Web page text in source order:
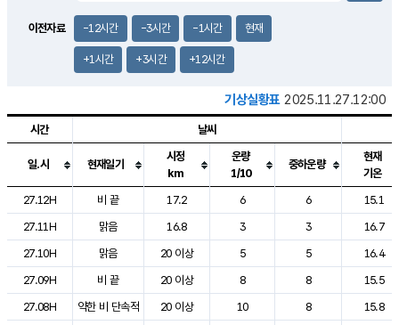
이전자료 -12시간 -3시간 -1시간 현재
+1시간 +3시간 +12시간
기상실황표 2025.11.27.12:00
도시별 기상실황표로 지점, 날씨, 기온, 강수, 바람, 기압등을 안내한 표입
시간 날씨
일.시 현재일기
시정
km
운량
1/10
중하운량
현재
기온
27.12H
비 끝 17.2 6 6
15.1
27.11H
맑음 16.8 3 3
16.7
27.10H
맑음 20 이상 5 5
16.4
27.09H
비 끝 20 이상 8 8
15.5
27.08H
약한 비 단속적 20 이상 10 8
15.8